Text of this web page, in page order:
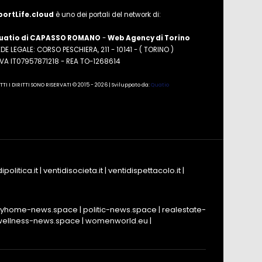
è uno dei portali del network di:
di CAPASSO ROMANO -Web Agency di Torino
LEGALE: CORSO PESCHIERA, 211 - 10141 - ( TORINO )
IT07957871218 - REA TO-1268614
I DIRITTI SONO RISERVATI © 2015 - 2026 | Sviluppato da:Quatio
| ventidisocieta.it| ventidispettacolo.it|
news.space | politic-news.space | realestate-
news.space | womenworld.eu |